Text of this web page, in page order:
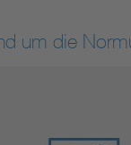
um die